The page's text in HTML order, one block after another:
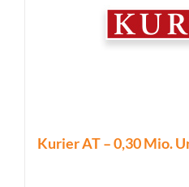
Kurier AT – 0,30 Mio.